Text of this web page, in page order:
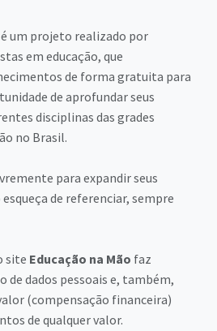
é um projeto realizado por
em educação, que
de forma gratuita para
de aprofundar seus
disciplinas das grades
no Brasil.
para expandir seus
de referenciar, sempre
site Educação na Mão faz
de dados pessoais e, também,
(compensação financeira)
de qualquer valor.